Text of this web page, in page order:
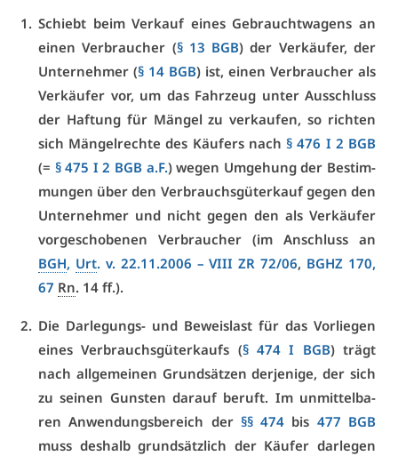
Schiebt beim Ver­kauf ei­nes Ge­braucht­wa­gens an
ei­nen Ver­brau­cher (§ 13 BGB) der Ver­käu­fer, der
Un­ter­neh­mer (§ 14 BGB) ist, ei­nen Ver­brau­cher als
Ver­käu­fer vor, um das Fahr­zeug un­ter Aus­schluss
der Haf­tung für Män­gel zu ver­kau­fen, so rich­ten
sich Män­gel­rech­te des Käu­fers nach§ 476 I 2 BGB
(= § 475 I 2 BGB a.F.) we­gen Um­ge­hung der Be­stim­
mun­gen über den Ver­brauchs­gü­ter­kauf ge­gen den
Un­ter­neh­mer und nicht ge­gen den als Ver­käu­fer
vor­ge­scho­be­nen Ver­brau­cher (im An­schluss an
BGH, Urt. v. 22.11.2006 –VI­II ZR 72/06, BGHZ 170,
67 Rn. 14 ff.).
Die Dar­le­gungs- und Be­weis­last für das Vor­lie­gen
ei­nes Ver­brauchs­gü­ter­kaufs (§ 474 I BGB) trägt
nach all­ge­mei­nen Grund­sät­zen der­je­ni­ge, der sich
zu sei­nen Guns­ten dar­auf be­ruft. Im un­mit­tel­ba­
ren An­wen­dungs­be­reich der §§ 474 bis 477 BGB
muss des­halb grund­sätz­lich der Käu­fer dar­le­gen